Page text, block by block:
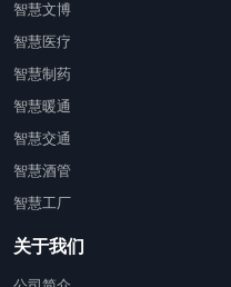
智慧文博
智慧医疗
智慧制药
智慧暖通
智慧交通
智慧酒管
智慧工厂
关于我们